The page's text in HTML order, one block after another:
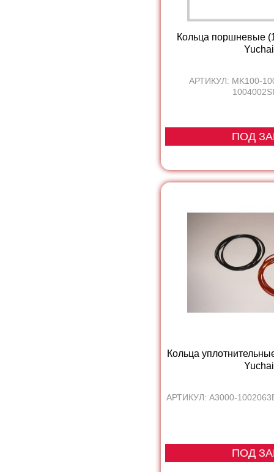
Кольца поршневые
АРТИКУЛ: MK100-
ПОД
Кольца
АРТИКУЛ: A3000-
ПОД